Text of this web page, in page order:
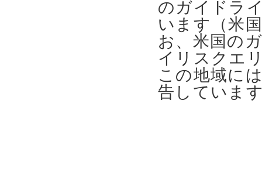
のガイドラ
います（米
お、米国の
イリスクエ
この地域に
告していま